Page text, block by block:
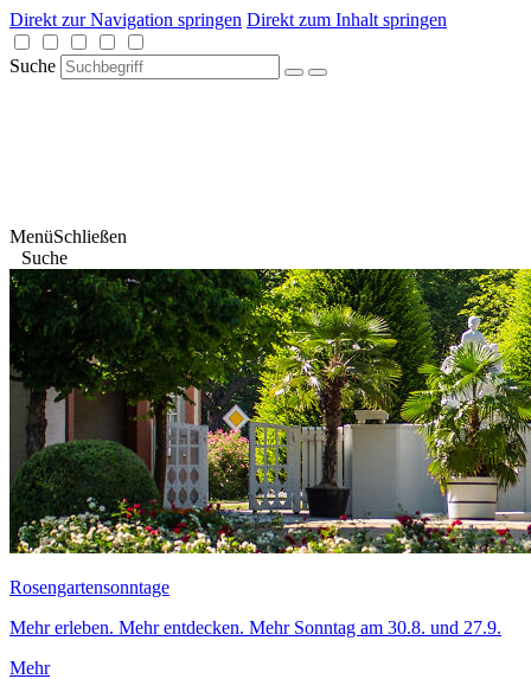
Direkt zur Navigation springen Direkt zum Inhalt springen
Suche
MenüSchließen
Suche
Rosengartensonntage
Mehr erleben. Mehr entdecken. Mehr Sonntag am 30.8. und 27.9.
Mehr